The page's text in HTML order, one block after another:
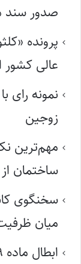
صدور سند
پرونده
عالی
نمونه رای
زوجین
مهم‌ترین
ساختمان
سخنگوی
میان